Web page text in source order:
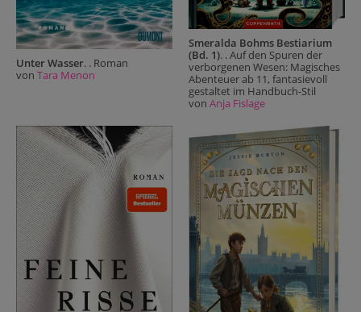
Unter Wasser. . Roman
von Tara Menon
Smeralda Bohms Bestiarium
(Bd. 1). . Auf den Spuren der
verborgenen Wesen: Magisches
Abenteuer ab 11, fantasievoll
gestaltet im Handbuch-Stil
von Anja Fislage